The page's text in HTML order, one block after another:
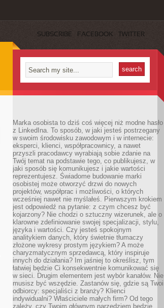
SUBSCRIBE FACEBOOK TWITTER
Marka osobista to dziś coś więcej niż modne hasło
z LinkedIna. To sposób, w jaki jesteś postrzegany
w swoim środowisku zawodowym i w internecie:
eksperci, klienci, współpracownicy, a nawet
przyszli pracodawcy wyrabiają sobie zdanie na
Twój temat na podstawie tego, co publikujesz, w
jaki sposób się komunikujesz i jakie wartości
reprezentujesz. Świadome budowanie marki
osobistej może otworzyć drzwi do nowych
projektów, współprac i możliwości, o których
wcześniej nawet nie myślałeś. Pierwszym krokiem
jest odpowiedź na pytanie: z czym chcesz być
kojarzony? Nie chodzi o sztuczny wizerunek, ale o
klarowne zdefiniowanie swojej specjalizacji, stylu,
języka i wartości. Czy jesteś spokojnym
analitykiem danych, który świetnie tłumaczy
złożone wykresy prostym językiem? A może
charyzmatycznym sprzedawcą, który inspiruje
innych do działania? Im jaśniej to określisz, tym
łatwiej będzie Ci konsekwentnie komunikować się
w sieci. Drugim elementem jest wybór kanałów. Nie
musisz być wszędzie. Zastanów się, gdzie są Twoi
odbiorcy: specjaliści z branży? Klienci
indywidualni? Właściciele małych firm? Od tego
zależy, czy Twoim głównym narzędziem będzie